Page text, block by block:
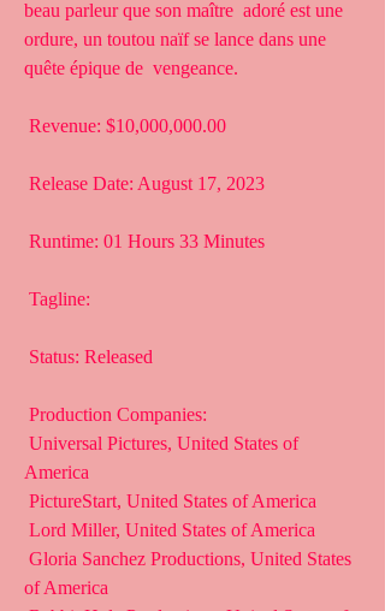
beau parleur que son maître  adoré est une
ordure, un toutou naïf se lance dans une
quête épique de  vengeance.
Revenue: $10,000,000.00
Release Date: August 17, 2023
Runtime: 01 Hours 33 Minutes
Tagline:
Status: Released
Production Companies:
America
PictureStart, United States of America
Lord Miller, United States of America
of America